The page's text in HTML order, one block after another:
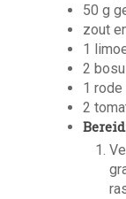
50 g
zout
1
2
1
2